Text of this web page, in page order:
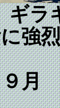
ギラ
強
９月